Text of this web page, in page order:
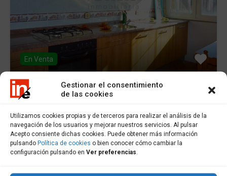
Gestionar el consentimiento
de las cookies
Utilizamos cookies propias y de terceros para realizar el análisis de la
navegación de los usuarios y mejorar nuestros servicios. Al pulsar
Acepto consiente dichas cookies. Puede obtener más información
pulsando Política de cookies o bien conocer cómo cambiar la
configuración pulsando en Ver preferencias
En Venta
Piso en venta en Vimianzo. Piso en segunda planta en…
Cuartos
Baños